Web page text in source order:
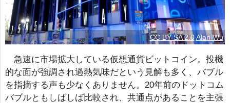
CC BY-SA 2.0 Alan Wu
急速に市場拡大している仮想通貨ビットコイン。投機
的な面が強調され過熱気味だという見解も多く、バブル
を指摘する声も少なくありません。20年前のドットコム
バブルともしばしば比較され、共通点があることを主張